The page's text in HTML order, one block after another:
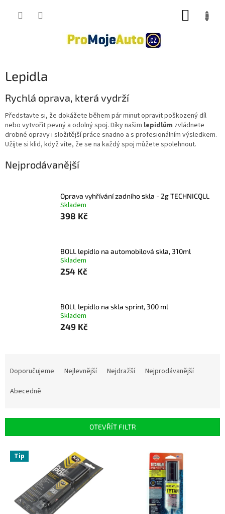
Lepidla
Rychlá oprava, která vydrží
Představte si, že dokážete během pár minut opravit poškozený díl
nebo vytvořit pevný a odolný spoj. Díky našim lepidlům zvládnete
drobné opravy i složitější práce snadno a s profesionálním výsledkem.
Užijte si klid, když víte, že se na každý spoj můžete spolehnout.
Nejprodávanější
Oprava vyhřívání zadního skla - 2g TECHNICQLL
Skladem
398 Kč
BOLL lepidlo na automobilová skla, 310ml
Skladem
254 Kč
BOLL lepidlo na skla sprint, 300 ml
Skladem
249 Kč
r
Doporučujeme Nejlevnější Nejdražší
Nejprodávanější
Abecedně
OTEVŘÍT FILTR
V Tip